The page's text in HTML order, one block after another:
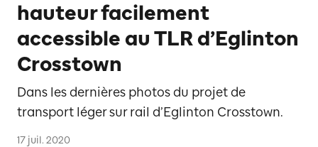
hauteur facilement
accessible au TLR d’Eglinton
Crosstown
Dans les dernières photos du projet de
transport léger sur rail d’Eglinton Crosstown.
17 juil. 2020